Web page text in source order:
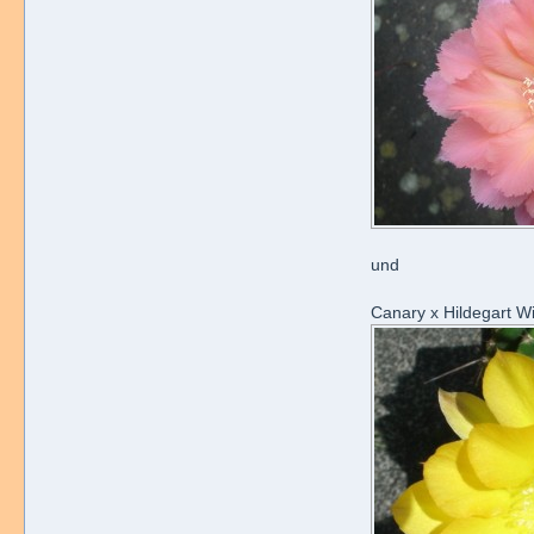
und
Canary x Hildegart